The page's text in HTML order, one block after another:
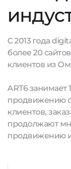
С 2013 года
более 20
клиентов из
ART6 занимает
продвижению
клиентов,
продолжают
продвижению